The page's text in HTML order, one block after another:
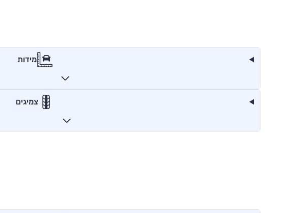
מידות
צמיגים